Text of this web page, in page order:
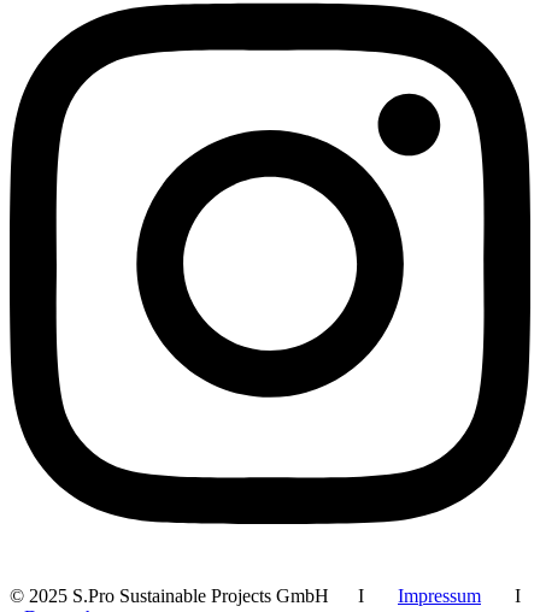
© 2025 S.Pro Sustainable Projects GmbH I Impressum I